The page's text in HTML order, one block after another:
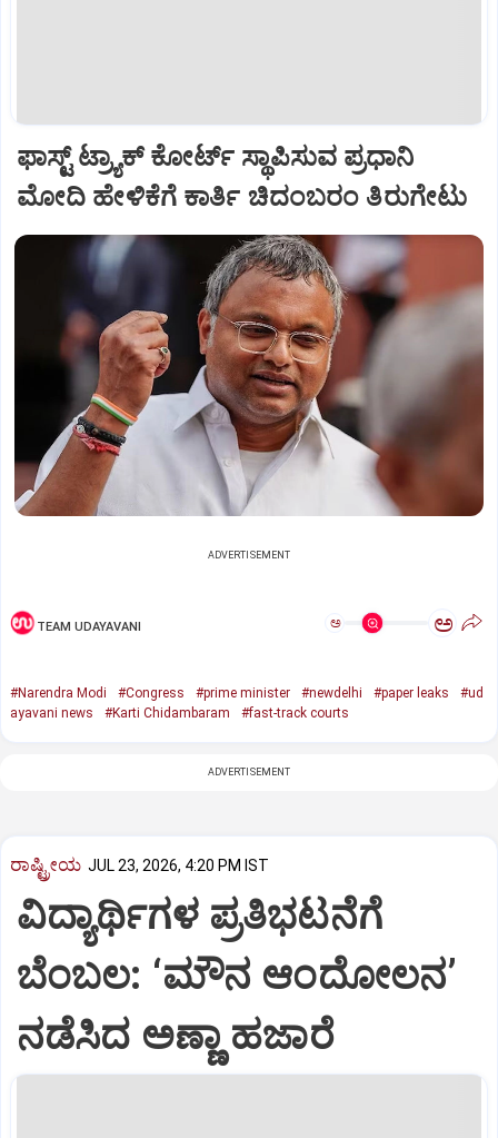
ಫಾಸ್ಟ್ ಟ್ರ್ಯಾಕ್ ಕೋರ್ಟ್‌ ಸ್ಥಾಪಿಸುವ ಪ್ರಧಾನಿ
ಮೋದಿ ಹೇಳಿಕೆಗೆ ಕಾರ್ತಿ ಚಿದಂಬರಂ ತಿರುಗೇಟು
ADVERTISEMENT
TEAM UDAYAVANI ಅ ಅ
#Narendra Modi #Congress #prime minister #newdelhi #paper leaks
#ud
ayavani news
#Karti Chidambaram #fast-track courts
ADVERTISEMENT
ರಾಷ್ಟ್ರೀಯ JUL 23, 2026, 4:20 PM IST
ವಿದ್ಯಾರ್ಥಿಗಳ ಪ್ರತಿಭಟನೆಗೆ
ಬೆಂಬಲ: ‘ಮೌನ ಆಂದೋಲನ’
ನಡೆಸಿದ ಅಣ್ಣಾ ಹಜಾರೆ